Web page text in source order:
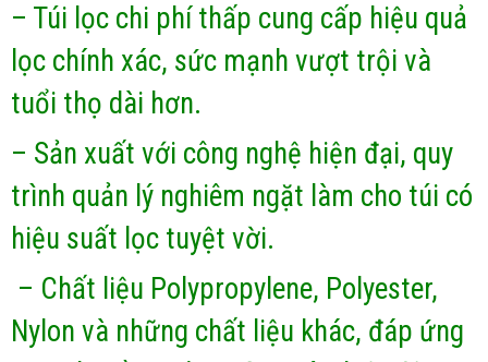
– Túi lọc chi phí thấp cung cấp hiệu quả
lọc chính xác, sức mạnh vượt trội và
tuổi thọ dài hơn.
– Sản xuất với công nghệ hiện đại, quy
trình quản lý nghiêm ngặt làm cho túi có
hiệu suất lọc tuyệt vời.
– Chất liệu Polypropylene, Polyester,
Nylon và những chất liệu khác, đáp ứng